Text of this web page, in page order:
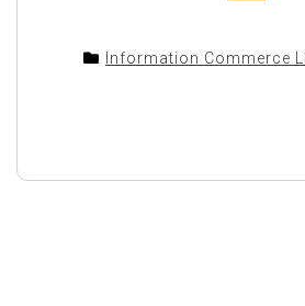
Information Commerce